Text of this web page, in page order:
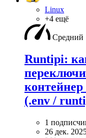
Linux
+4 ещё
Средний
Runtipi:
(.env /
1
26 дек.